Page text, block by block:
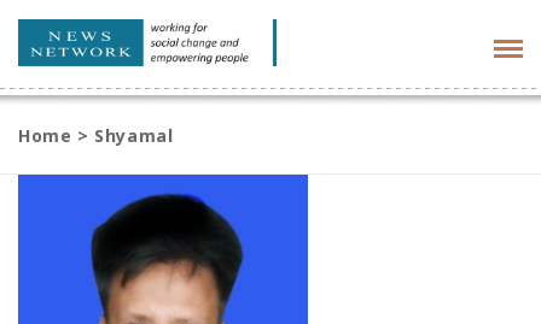
Home > Shyamal